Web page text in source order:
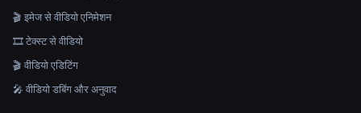
🎬 इमेज से वीडियो एनिमेशन
🎞️ टेक्स्ट से वीडियो
🎬 वीडियो एडिटिंग
🎤 वीडियो डबिंग और अनुवाद